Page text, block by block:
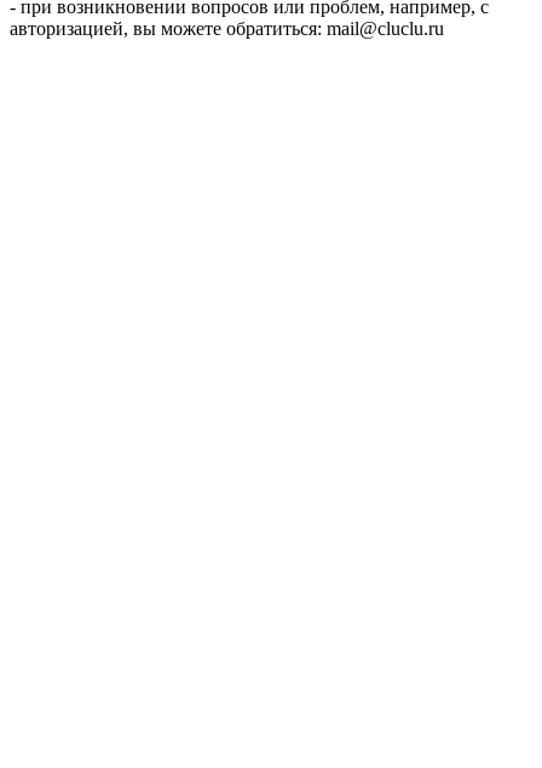
- при возникновении вопросов или проблем, например, с
авторизацией, вы можете обратиться: mail@cluclu.ru